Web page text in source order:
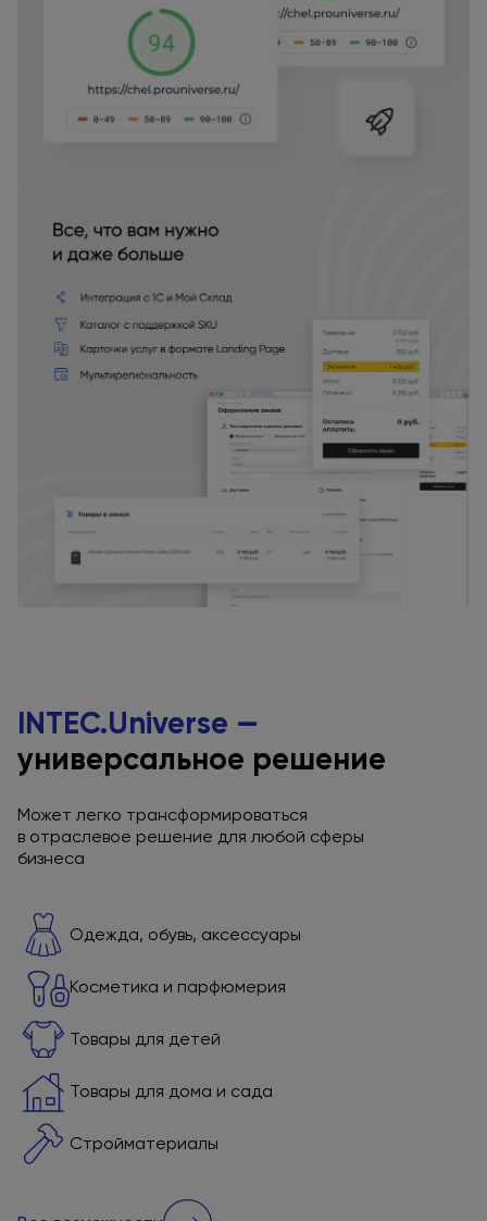
INTEC.Universe —
универсальное решение
Может легко трансформироваться
в отраслевое решение для любой сферы
бизнеса
Одежда, обувь, аксессуары
Косметика и парфюмерия
Товары для детей
Товары для дома и сада
Стройматериалы